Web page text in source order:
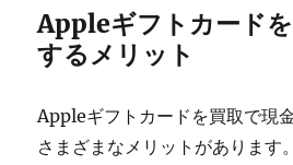
Appleギフトカード
するメリット
Appleギフトカードを買取で現
さまざまなメリットがあります。